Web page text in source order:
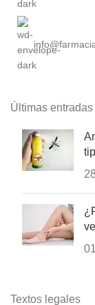
Últimas entradas
Textos legales